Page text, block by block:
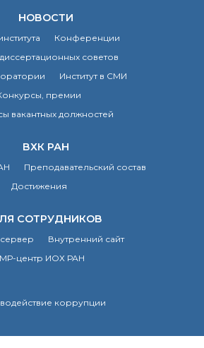
НОВОСТИ
Конференции
советов
Институт в СМИ
премии
вакантных должностей
ВХК РАН
Преподавательский состав
Достижения
СОТРУДНИКОВ
Внутренний сайт
центр ИОХ РАН
коррупции